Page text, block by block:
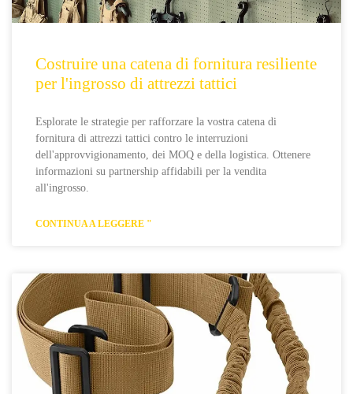
Costruire una catena di fornitura resiliente
per l'ingrosso di attrezzi tattici
Esplorate le strategie per rafforzare la vostra catena di
fornitura di attrezzi tattici contro le interruzioni
dell'approvvigionamento, dei MOQ e della logistica. Ottenere
informazioni su partnership affidabili per la vendita
all'ingrosso.
CONTINUA A LEGGERE "